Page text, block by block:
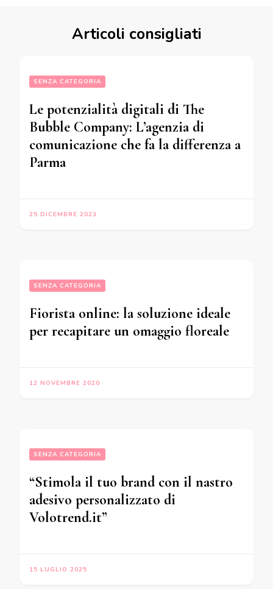
Articoli consigliati
SENZA CATEGORIA
Le potenzialità digitali di The
Bubble Company: L’agenzia di
comunicazione che fa la differenza a
Parma
25 DICEMBRE 2023
SENZA CATEGORIA
Fiorista online: la soluzione ideale
per recapitare un omaggio floreale
12 NOVEMBRE 2020
SENZA CATEGORIA
“Stimola il tuo brand con il nastro
adesivo personalizzato di
Volotrend.it”
15 LUGLIO 2025